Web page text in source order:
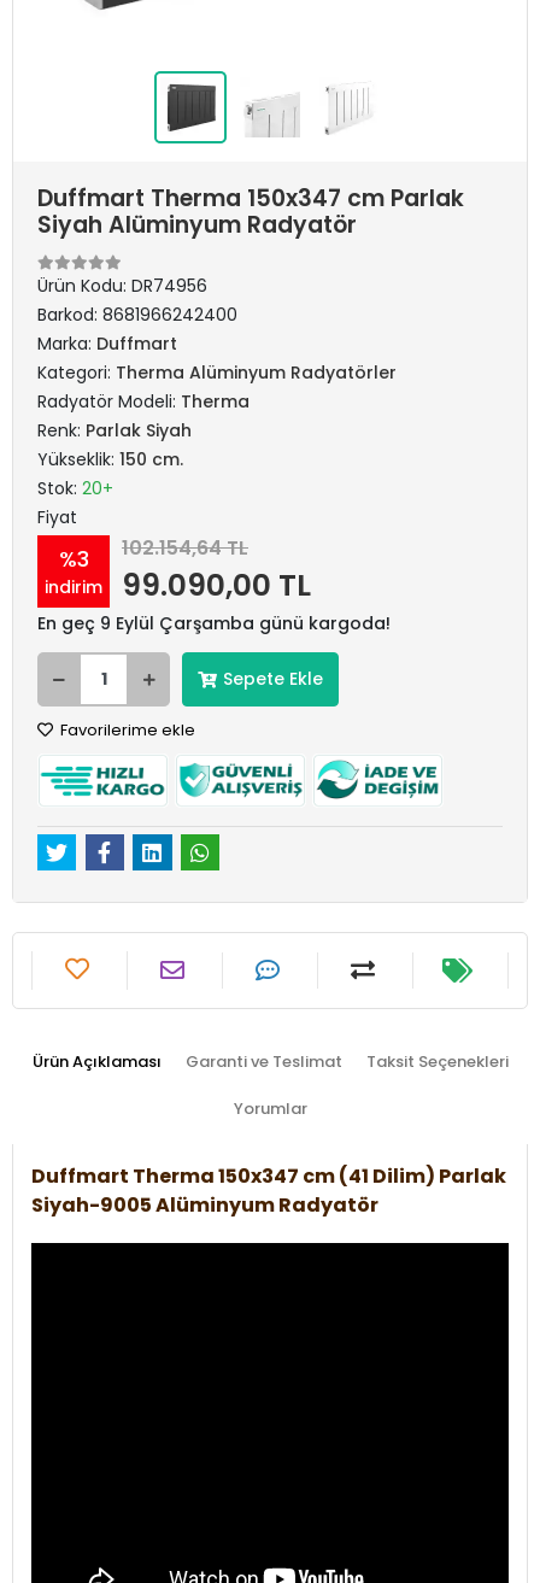
Duffmart Therma 150x347 cm Parlak
Siyah Alüminyum Radyatör
Ürün Kodu: DR74956
Barkod: 8681966242400
Marka: Duffmart
Kategori: Therma Alüminyum Radyatörler
Radyatör Modeli: Therma
Renk: Parlak Siyah
Yükseklik: 150 cm.
Stok: 20+
Fiyat
%3
indirim
102.154,64 TL
99.090,00 TL
En geç 9 Eylül Çarşamba günü kargoda!
Sepete Ekle
Favorilerime ekle
Ürün Açıklaması Garanti ve Teslimat Taksit Seçenekleri
Yorumlar
Duffmart Therma 150x347 cm (41 Dilim) Parlak
Siyah-9005 Alüminyum Radyatör